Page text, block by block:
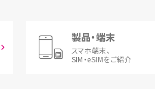
製品・端末
スマホ端末、
SIM・eSIMをご紹介